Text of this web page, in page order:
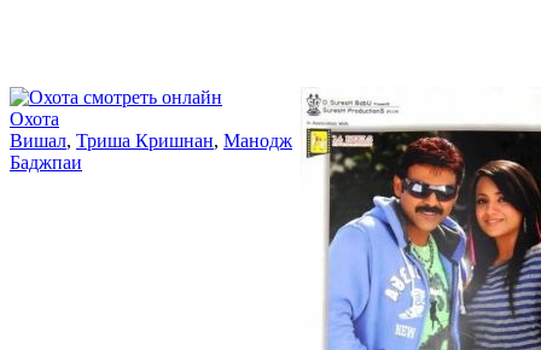
Охота
Вишал, Триша Кришнан, Манодж
Баджпаи